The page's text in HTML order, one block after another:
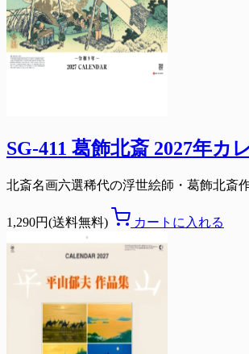
SG-411 葛飾北斎 2027年カ
北斎名画六選稀代の浮世絵師・葛飾北斎
1,290円(送料無料) カートに入れる